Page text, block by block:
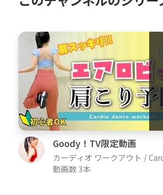
Goody！TV限定動画
カーディオ ワークアウト /
kout
動画数 3本